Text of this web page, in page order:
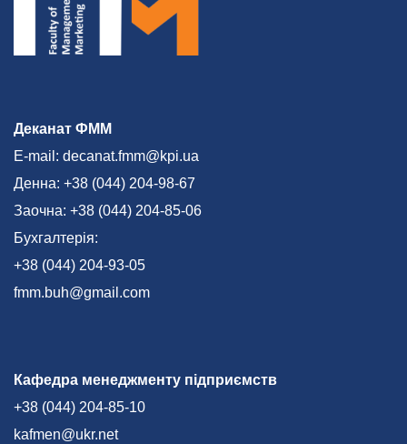
Деканат ФММ
E-mail: decanat.fmm@kpi.ua
Денна: +38 (044) 204-98-67
Заочна: +38 (044) 204-85-06
Бухгалтерія:
+38 (044) 204-93-05
fmm.buh@gmail.com
Кафедра менеджменту підприємств
+38 (044) 204-85-10
kafmen@ukr.net